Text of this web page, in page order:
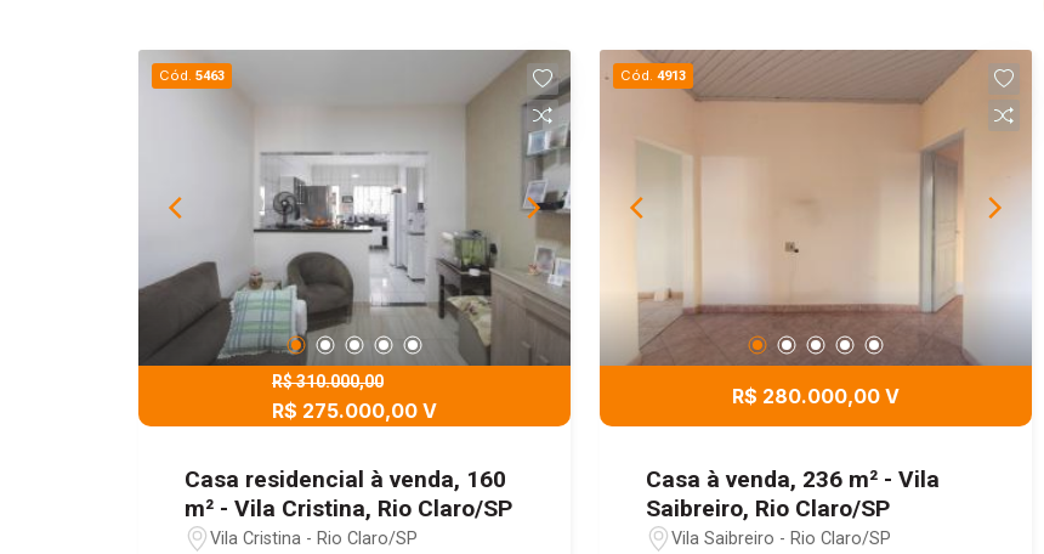
Cód. 5463
R$ 310.000,00
R$ 275.000,00 V
Casa residencial à venda, 160
m² - Vila Cristina, Rio Claro/SP
Vila Cristina - Rio Claro/SP
Cód. 4913
R$ 280.000,00 V
Casa à venda, 236 m² - Vila
Saibreiro, Rio Claro/SP
Vila Saibreiro - Rio Claro/SP